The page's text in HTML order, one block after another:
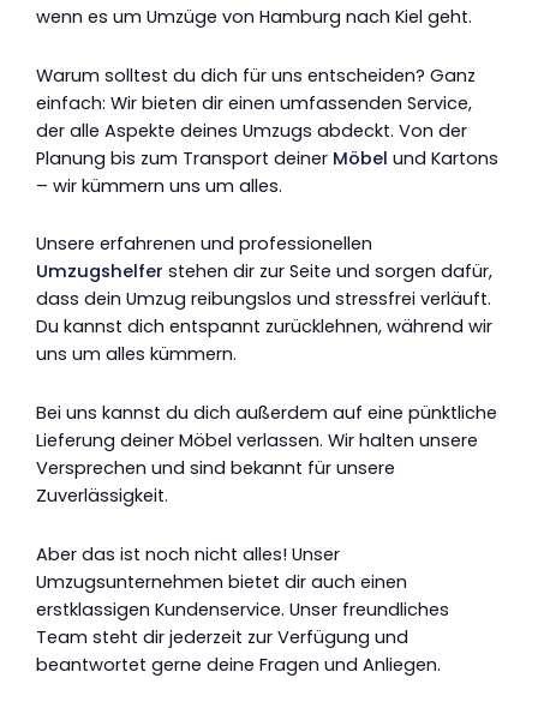
wenn es um Umzüge von Hamburg nach Kiel geht.
Warum solltest du dich für uns entscheiden? Ganz
einfach: Wir bieten dir einen umfassenden Service,
der alle Aspekte deines Umzugs abdeckt. Von der
Planung bis zum Transport deiner Möbel und Kartons
– wir kümmern uns um alles.
Unsere erfahrenen und professionellen
Umzugshelfer stehen dir zur Seite und sorgen dafür,
dass dein Umzug reibungslos und stressfrei verläuft.
Du kannst dich entspannt zurücklehnen, während wir
uns um alles kümmern.
Bei uns kannst du dich außerdem auf eine pünktliche
Lieferung deiner Möbel verlassen. Wir halten unsere
Versprechen und sind bekannt für unsere
Zuverlässigkeit.
Aber das ist noch nicht alles! Unser
Umzugsunternehmen bietet dir auch einen
erstklassigen Kundenservice. Unser freundliches
Team steht dir jederzeit zur Verfügung und
beantwortet gerne deine Fragen und Anliegen.